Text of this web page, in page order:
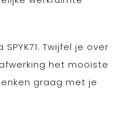
Twijfel je over
het mooiste
graag met je